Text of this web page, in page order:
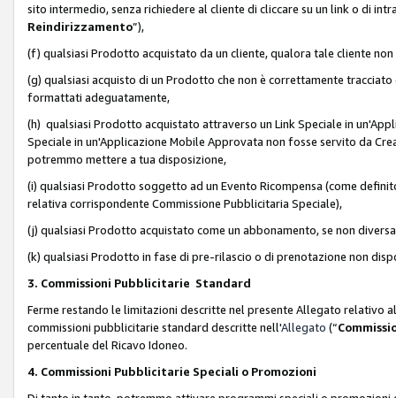
sito intermedio, senza richiedere al cliente di cliccare su un link o di
Reindirizzamento”),
(f) qualsiasi Prodotto acquistato da un cliente, qualora tale cliente
(g) qualsiasi acquisto di un Prodotto che non è correttamente
formattati adeguatamente,
(h) qualsiasi Prodotto acquistato attraverso un Link Speciale in
Speciale in un'Applicazione Mobile Approvata non fosse servito da
potremmo mettere a tua disposizione,
(i) qualsiasi Prodotto soggetto ad un Evento Ricompensa (come
relativa corrispondente Commissione Pubblicitaria Speciale),
(j) qualsiasi Prodotto acquistato come un abbonamento, se non
(k) qualsiasi Prodotto in fase di pre-rilascio o di prenotazione non
3. Commissioni Pubblicitarie Standard
Ferme restando le limitazioni descritte nel presente Allegato relativo
commissioni pubblicitarie standard descritte nell'Allegato (“
percentuale del Ricavo Idoneo.
4. Commissioni Pubblicitarie Speciali o Promozioni